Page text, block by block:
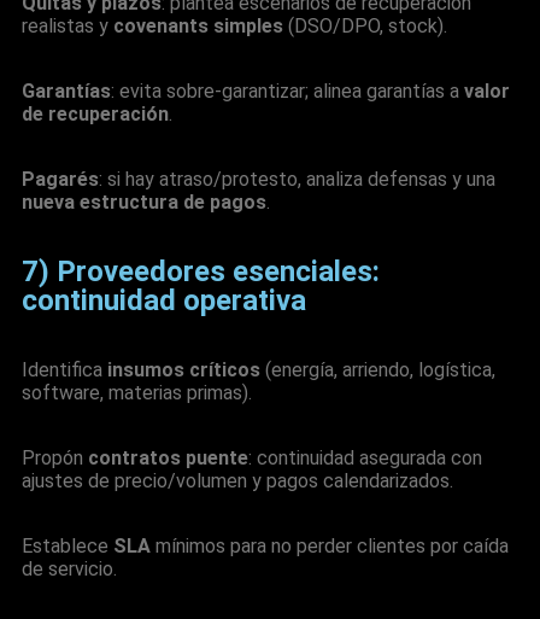
realistas y covenants simples (DSO/DPO, stock).
Garantías: evita sobre-garantizar; alinea garantías a valor
de recuperación.
Pagarés: si hay atraso/protesto, analiza defensas y una
nueva estructura de pagos.
7) Proveedores esenciales:
continuidad operativa
Identifica insumos críticos (energía, arriendo, logística,
software, materias primas).
Propón contratos puente: continuidad asegurada con
ajustes de precio/volumen y pagos calendarizados.
Establece SLA mínimos para no perder clientes por caída
de servicio.